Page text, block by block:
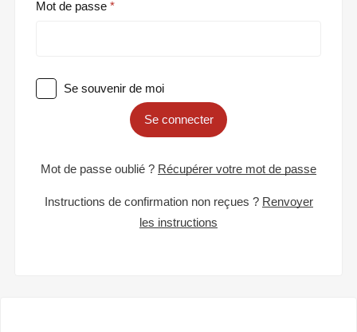
Mot de passe
Se souvenir de moi
Se connecter
Mot de passe oublié ? Récupérer votre mot de passe
Instructions de confirmation non reçues ? Renvoyer
les instructions